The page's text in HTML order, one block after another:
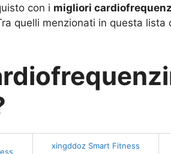
con i migliori
quelli menzionati in questa lista
xingddoz Smart Fitness